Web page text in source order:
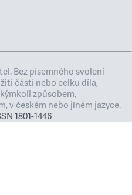
Bez písemného svolení
částí nebo celku díla,
způsobem,
v českém nebo jiném jazyce.
1801-1446